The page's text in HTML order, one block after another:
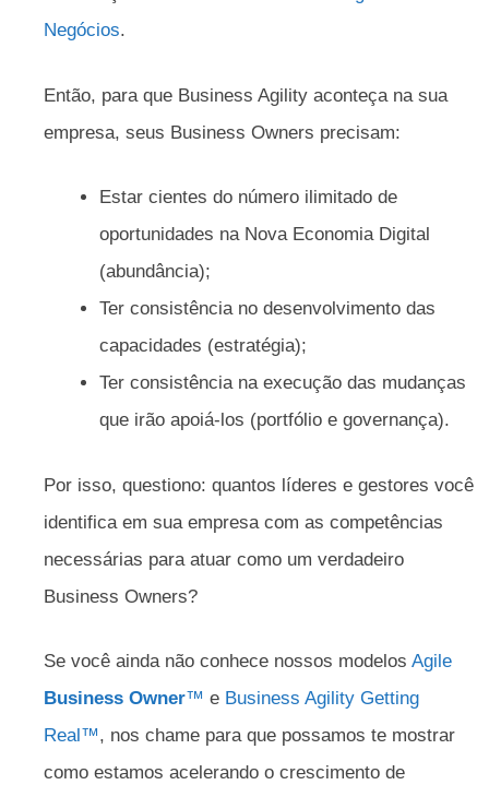
Negócios.
Então, para que Business Agility aconteça na sua
empresa, seus Business Owners precisam:
Estar cientes do número ilimitado de
oportunidades na Nova Economia Digital
(abundância);
Ter consistência no desenvolvimento das
capacidades (estratégia);
Ter consistência na execução das mudanças
que irão apoiá-los (portfólio e governança).
Por isso, questiono: quantos líderes e gestores você
identifica em sua empresa com as competências
necessárias para atuar como um verdadeiro
Business Owners?
Se você ainda não conhece nossos modelos Agile
Business Owner™ e Business Agility Getting
Real™, nos chame para que possamos te mostrar
como estamos acelerando o crescimento de